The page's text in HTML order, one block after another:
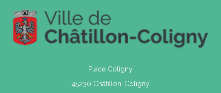
Place Coligny
45230 Châtillon-Coligny